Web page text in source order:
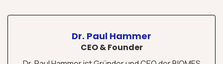
Dr. Paul Hammer
CEO & Founder